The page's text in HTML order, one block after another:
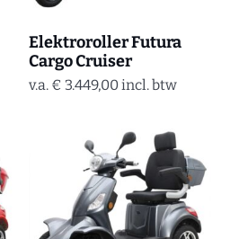
Elektroroller Futura
Cargo Cruiser
v.a. € 3.449,00incl. btw